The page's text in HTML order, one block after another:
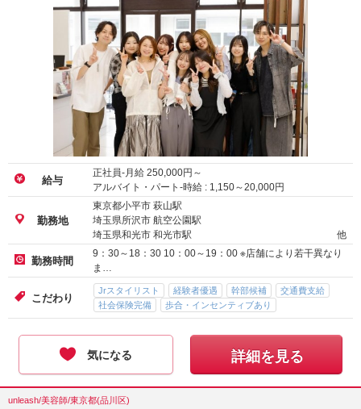
給与
正社員-月給 250,000円～
アルバイト・パート-時給 : 1,150～20,000円
勤務地
東京都小平市 萩山駅
埼玉県所沢市 航空公園駅
埼玉県和光市 和光市駅
他
勤務時間
9：30～18：30 10：00～19：00 ※店舗により若干異なり
ま…
こだわり
Jrスタイリスト 経験者優遇 幹部候補
交通費支給
社会保険完備
歩合・インセンティブあり
気になる 詳細を見る
unleash/美容師/東京都(品川区)